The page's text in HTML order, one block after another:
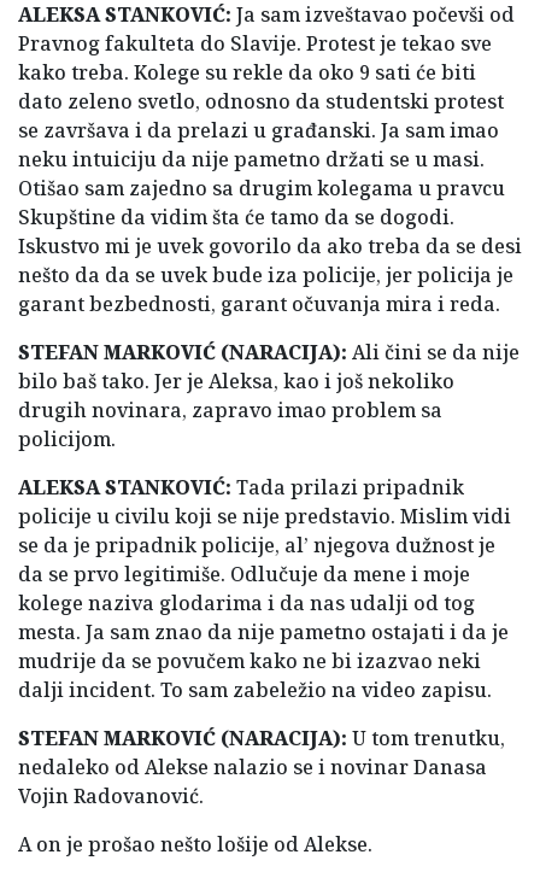
ALEKSA STANKOVIĆ: Ja sam izveštavao počevši od
Pravnog fakulteta do Slavije. Protest je tekao sve
kako treba. Kolege su rekle da oko 9 sati će biti
dato zeleno svetlo, odnosno da studentski protest
se završava i da prelazi u građanski. Ja sam imao
neku intuiciju da nije pametno držati se u masi.
Otišao sam zajedno sa drugim kolegama u pravcu
Skupštine da vidim šta će tamo da se dogodi.
Iskustvo mi je uvek govorilo da ako treba da se desi
nešto da da se uvek bude iza policije, jer policija je
garant bezbednosti, garant očuvanja mira i reda.
STEFAN MARKOVIĆ (NARACIJA): Ali čini se da nije
bilo baš tako. Jer je Aleksa, kao i još nekoliko
drugih novinara, zapravo imao problem sa
policijom.
ALEKSA STANKOVIĆ: Tada prilazi pripadnik
policije u civilu koji se nije predstavio. Mislim vidi
se da je pripadnik policije, al’ njegova dužnost je
da se prvo legitimiše. Odlučuje da mene i moje
kolege naziva glodarima i da nas udalji od tog
mesta. Ja sam znao da nije pametno ostajati i da je
mudrije da se povučem kako ne bi izazvao neki
dalji incident. To sam zabeležio na video zapisu.
STEFAN MARKOVIĆ (NARACIJA): U tom trenutku,
nedaleko od Alekse nalazio se i novinar Danasa
Vojin Radovanović.
A on je prošao nešto lošije od Alekse.